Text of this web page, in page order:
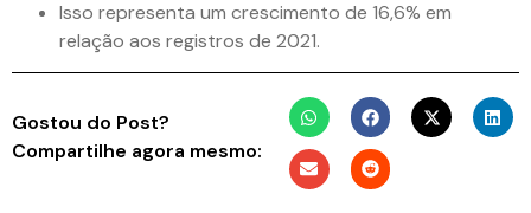
Isso representa um crescimento de 16,6% em
relação aos registros de 2021.
Gostou do Post?
Compartilhe agora mesmo: